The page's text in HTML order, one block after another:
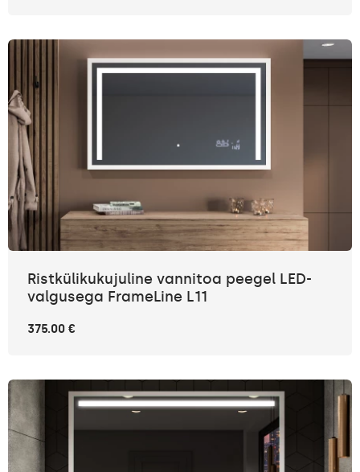
Ristkülikukujuline vannitoa peegel LED-
valgusega FrameLine L11
375.00 €